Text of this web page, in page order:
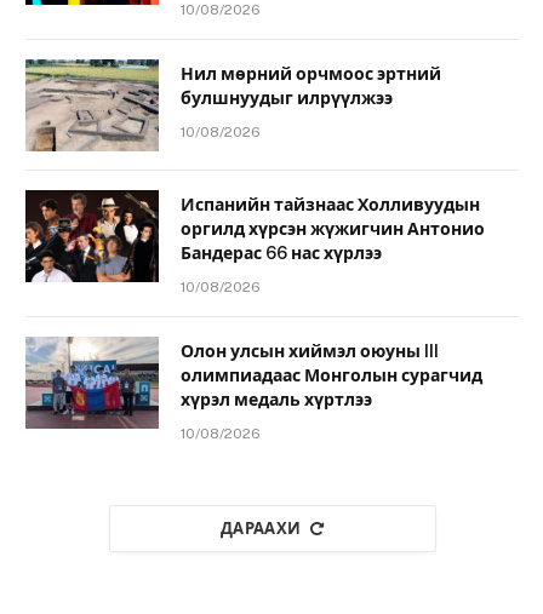
10/08/2026
Нил мөрний орчмоос эртний
булшнуудыг илрүүлжээ
10/08/2026
Испанийн тайзнаас Холливуудын
оргилд хүрсэн жүжигчин Антонио
Бандерас 66 нас хүрлээ
10/08/2026
Олон улсын хиймэл оюуны III
олимпиадаас Монголын сурагчид
хүрэл медаль хүртлээ
10/08/2026
ДАРААХИ